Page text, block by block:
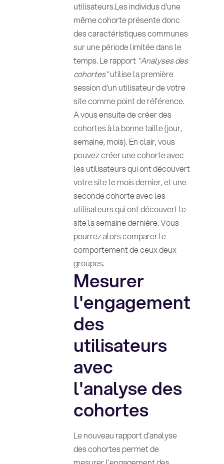
utilisateurs.Les individus d'une
même cohorte présente donc
des caractéristiques communes
sur une période limitée dans le
temps. Le rapport "Analyses des
cohortes"utilise la première
session d'un utilisateur de votre
site comme point de référence.
A vous ensuite de créer des
cohortes à la bonne taille (jour,
semaine, mois). En clair, vous
pouvez créer une cohorte avec
les utilisateurs qui ont découvert
votre site le mois dernier, et une
seconde cohorte avec les
utilisateurs qui ont découvert le
site la semaine dernière. Vous
pourrez alors comparer le
comportement de ceux deux
groupes.
Mesurer
l'engagement
des
utilisateurs
avec
l'analyse des
cohortes
Le nouveau rapport d'analyse
des cohortes permet de